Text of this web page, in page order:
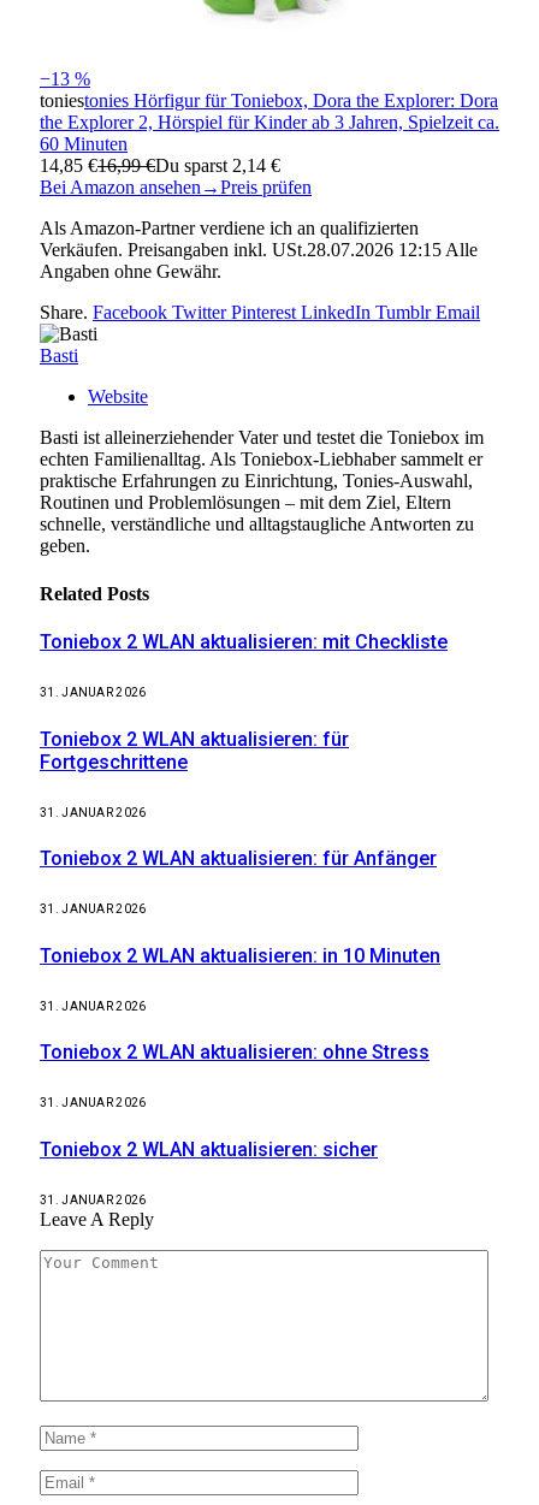
−13 %
toniestonies Hörfigur für Toniebox, Dora the Explorer: Dora
the Explorer 2, Hörspiel für Kinder ab 3 Jahren, Spielzeit ca.
60 Minuten
14,85 €16,99 €Du sparst 2,14 €
Bei Amazon ansehen→Preis prüfen
Als Amazon-Partner verdiene ich an qualifizierten
Verkäufen. Preisangaben inkl. USt.28.07.2026 12:15 Alle
Angaben ohne Gewähr.
Share. Facebook Twitter Pinterest LinkedIn Tumblr Email
Basti
Website
Basti ist alleinerziehender Vater und testet die Toniebox im
echten Familienalltag. Als Toniebox-Liebhaber sammelt er
praktische Erfahrungen zu Einrichtung, Tonies-Auswahl,
Routinen und Problemlösungen – mit dem Ziel, Eltern
schnelle, verständliche und alltagstaugliche Antworten zu
geben.
Related Posts
Toniebox 2 WLAN aktualisieren: mit Checkliste
31. JANUAR 2026
Toniebox 2 WLAN aktualisieren: für
Fortgeschrittene
31. JANUAR 2026
Toniebox 2 WLAN aktualisieren: für Anfänger
31. JANUAR 2026
Toniebox 2 WLAN aktualisieren: in 10 Minuten
31. JANUAR 2026
Toniebox 2 WLAN aktualisieren: ohne Stress
31. JANUAR 2026
Toniebox 2 WLAN aktualisieren: sicher
31. JANUAR 2026
Leave A Reply